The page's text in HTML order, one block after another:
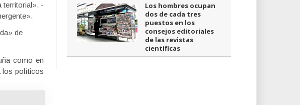
territorial», -
de
como en
los políticos
Los hombres ocupan
dos de cada tres
puestos en los
consejos editoriales
de las revistas
científicas